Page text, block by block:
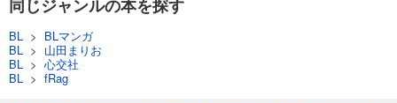
同じジャンルの本を探す
BL > BLマンガ
BL > 山田まりお
BL > 心交社
BL > fRag